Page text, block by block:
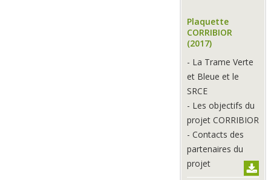
Plaquette
CORRIBIOR
(2017)
- La Trame Verte
et Bleue et le
SRCE
- Les objectifs du
projet CORRIBIOR
- Contacts des
partenaires du
projet